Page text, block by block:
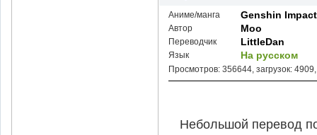
Аниме/манга Genshin Impact
Автор Moo
Переводчик LittleDan
Язык На русском
Просмотров: 356644, загрузок:
Небольшой перевод